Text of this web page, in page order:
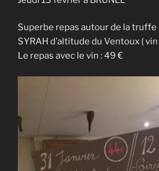
Superbe repas autour de la truffe
SYRAH d’altitude du Ventoux (
Le repas avec le vin : 49 €